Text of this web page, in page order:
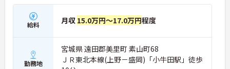
給料 月収 15.0万円～17.0万円程度
勤務地
宮城県 遠田郡美里町 素山町68
ＪＲ東北本線(上野－盛岡)「小牛田駅」徒歩